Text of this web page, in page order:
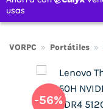
VORPC » Portátiles »
-56%